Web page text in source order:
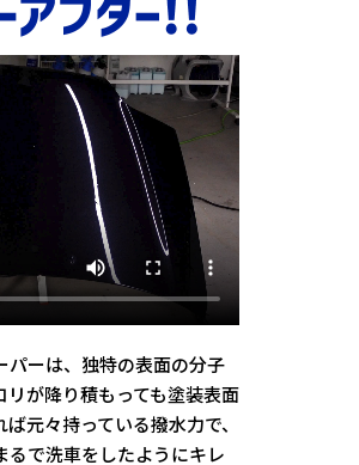
パーは、独特の表面の分子
が降り積もっても塗装表面
元々持っている撥水力で、
で洗車をしたようにキレ